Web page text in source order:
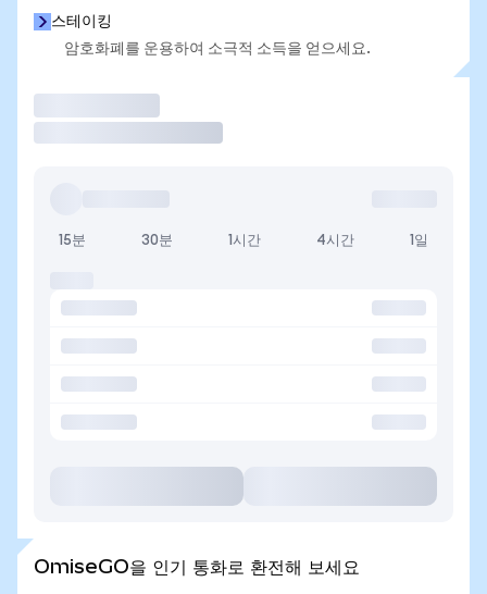
스테이킹
암호화폐를 운용하여 소극적 소득을 얻으세요.
15분 30분 1시간 4시간 1일
OmiseGO을 인기 통화로 환전해 보세요